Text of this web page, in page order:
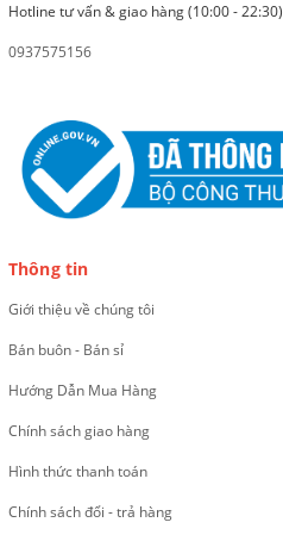
Hotline tư vấn & giao hàng (10:00 - 22:30)
0937575156
Thông tin
Giới thiệu về chúng tôi
Bán buôn - Bán sỉ
Hướng Dẫn Mua Hàng
Chính sách giao hàng
Hình thức thanh toán
Chính sách đổi - trả hàng